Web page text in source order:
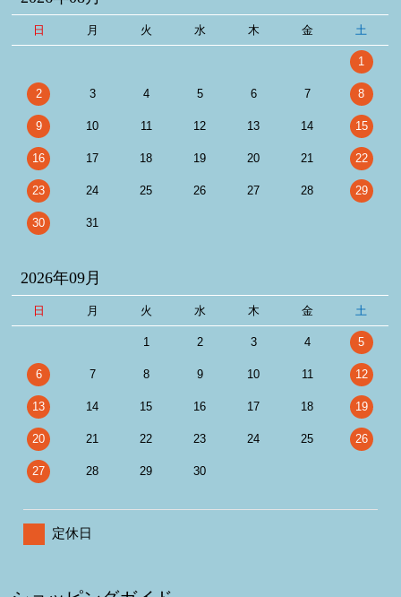
日 月 火 水 木 金 土
1
2 3 4 5 6 7 8
9 10 11 12 13 14 15
16 17 18 19 20 21 22
23 24 25 26 27 28 29
30 31
2026年09月
日 月 火 水 木 金 土
1 2 3 4 5
6 7 8 9 10 11 12
13 14 15 16 17 18 19
20 21 22 23 24 25 26
27 28 29 30
定休日